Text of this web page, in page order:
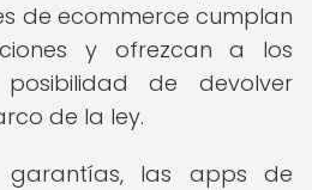
de ecommerce cumplan
y ofrezcan a los
de devolver
de la ley.
las apps de